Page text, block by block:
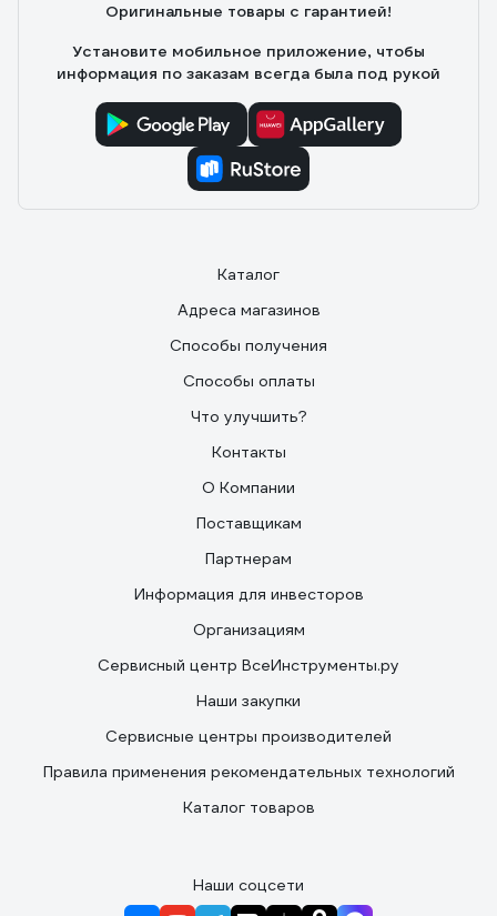
Оригинальные товары с гарантией!
Установите мобильное приложение, чтобы
информация по заказам всегда была под рукой
Каталог
Адреса магазинов
Способы получения
Способы оплаты
Что улучшить?
Контакты
О Компании
Поставщикам
Партнерам
Информация для инвесторов
Организациям
Сервисный центр ВсеИнструменты.ру
Наши закупки
Сервисные центры производителей
Правила применения рекомендательных технологий
Каталог товаров
Наши соцсети